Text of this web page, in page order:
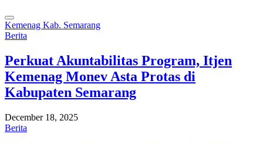
Kemenag Kab. Semarang
Berita
Perkuat Akuntabilitas Program, Itjen
Kemenag Monev Asta Protas di
Kabupaten Semarang
December 18, 2025
Berita